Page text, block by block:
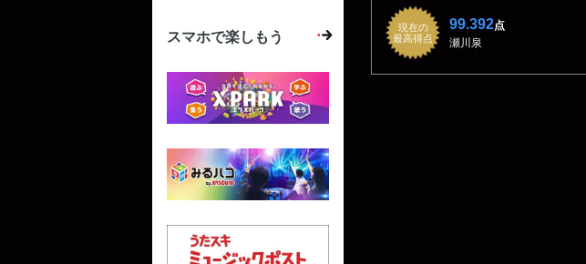
現在の
最高得点
99.392点
瀬川泉
スマホで楽しもう